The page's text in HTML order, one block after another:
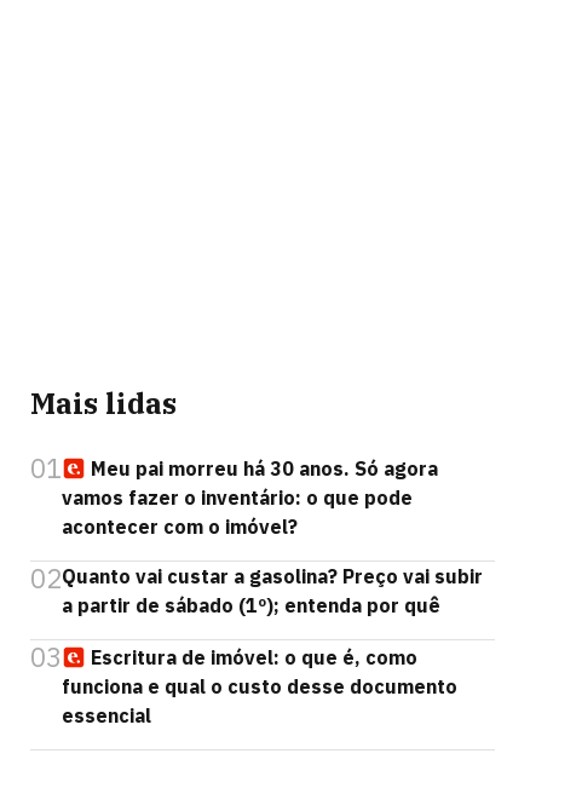
Mais lidas
01
Meu pai morreu há 30 anos. Só agora
vamos fazer o inventário: o que pode
acontecer com o imóvel?
02Quanto vai custar a gasolina? Preço vai subir
a partir de sábado (1º); entenda por quê
03
Escritura de imóvel: o que é, como
funciona e qual o custo desse documento
essencial